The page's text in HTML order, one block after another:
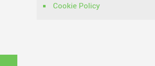
Cookie Policy